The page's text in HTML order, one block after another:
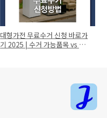
대형가전 무료수거 신청 바로가
기 2025 | 수거 가능품목 vs 불